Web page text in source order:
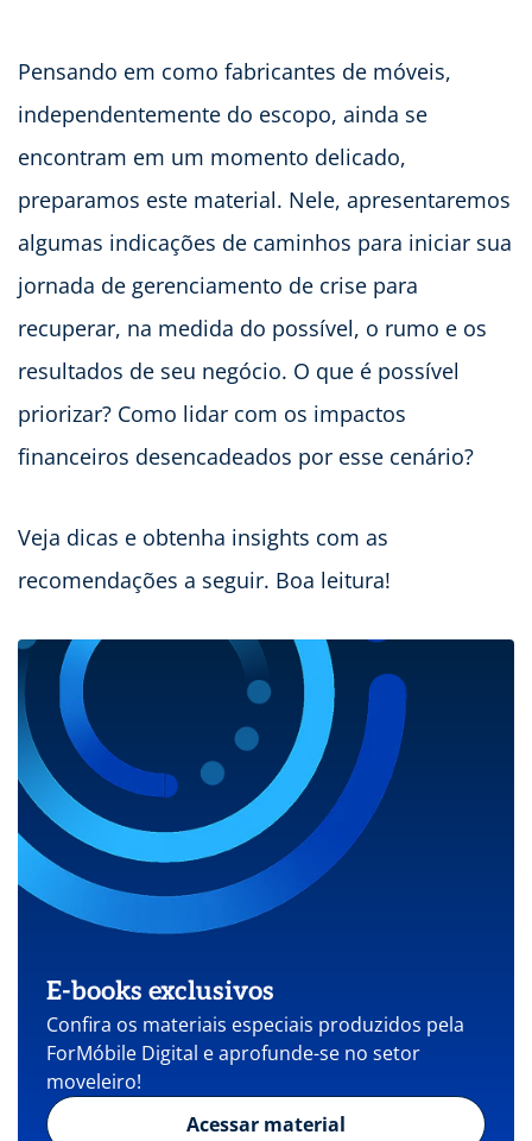
Pensando em como fabricantes de móveis,
independentemente do escopo, ainda se
encontram em um momento delicado,
preparamos este material. Nele, apresentaremos
algumas indicações de caminhos para iniciar sua
jornada de gerenciamento de crise para
recuperar, na medida do possível, o rumo e os
resultados de seu negócio. O que é possível
priorizar? Como lidar com os impactos
financeiros desencadeados por esse cenário?
Veja dicas e obtenha insights com as
recomendações a seguir. Boa leitura!
E-books exclusivos
Confira os materiais especiais produzidos pela
ForMóbile Digital e aprofunde-se no setor
moveleiro!
Acessar material